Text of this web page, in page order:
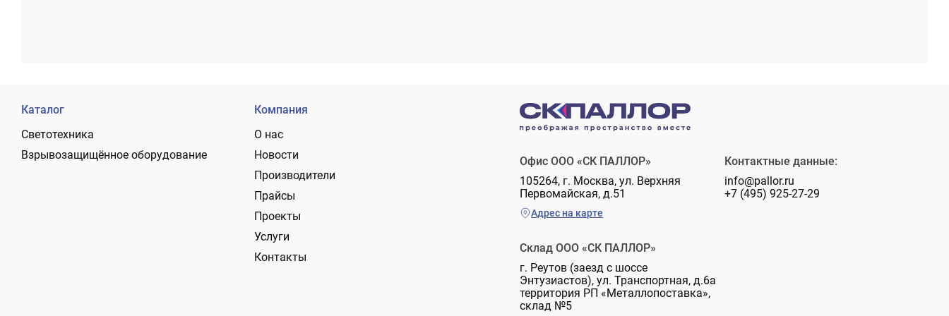
Каталог
Светотехника
Взрывозащищённое оборудование
Компания
О нас
Новости
Производители
Прайсы
Проекты
Услуги
Контакты
Офис ООО «СК ПАЛЛОР»
105264, г. Москва, ул. Верхняя
Первомайская, д.51
Адрес на карте
Склад ООО «СК ПАЛЛОР»
г. Реутов (заезд с шоссе
Энтузиастов), ул. Транспортная, д.6а
территория РП «Металлопоставка»,
склад №5
Контактные данные:
info@pallor.ru
+7 (495) 925-27-29